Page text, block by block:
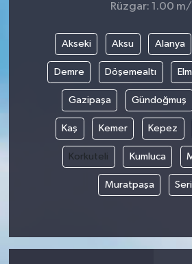
Rüzgar: 1.00
Akseki Aksu Alanya
Demre Döşemealtı
Gazipaşa Gündoğmuş
Kaş Kemer Kepez
Korkuteli Kumluca
Muratpaşa
Bilim, Teknoloji